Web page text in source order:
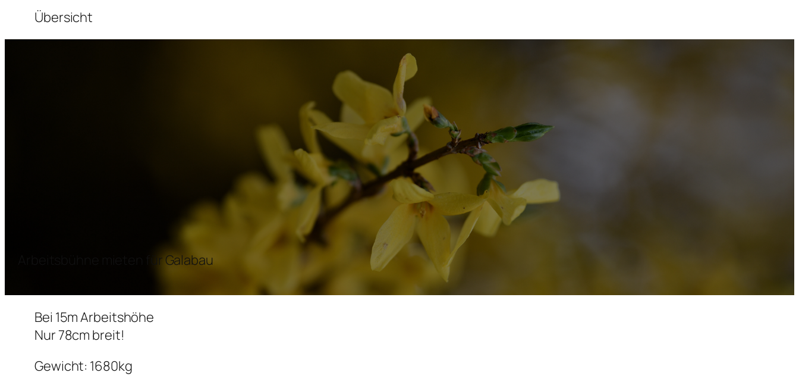
Übersicht
Arbeitsbühne mieten für Galabau
Bei 15m Arbeitshöhe
Nur 78cm breit!
Gewicht: 1680kg